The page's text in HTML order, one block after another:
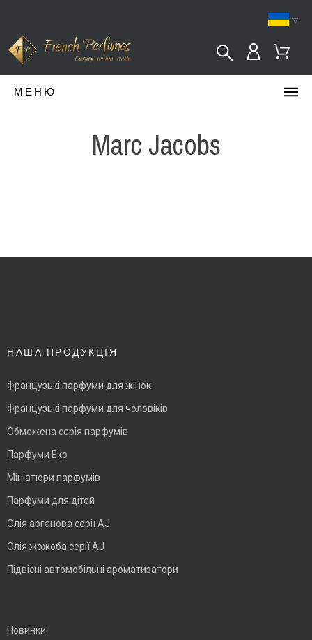
МЕНЮ
Marc Jacobs
НАША ПРОДУКЦІЯ
Французькі парфуми для жінок
Французькі парфуми для чоловіків
Обмежена серія парфумів
Парфуми Еко
Мініатюри парфумів
Парфуми для дітей
Олія арганова серії AJ
Олія жожоба серії AJ
Підвісні автомобільні ароматизатори
Новинки
▿